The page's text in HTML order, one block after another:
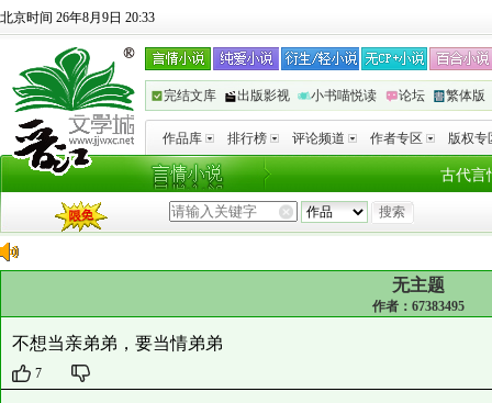
北京时间 26年8月9日 20:33
完结文库 出版影视 小书喵悦读 论坛 繁体版
作品库 排行榜 评论频道 作者专区 版权专
古代言
无主题
作者： 67383495
不想当亲弟弟，要当情弟弟
7